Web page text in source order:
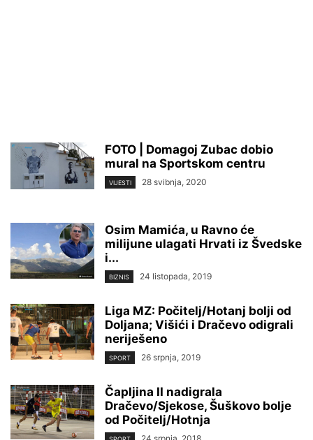
FOTO | Domagoj Zubac dobio
mural na Sportskom centru
VIJESTI 28 svibnja, 2020
Osim Mamića, u Ravno će
milijune ulagati Hrvati iz Švedske
i...
BIZNIS 24 listopada, 2019
Liga MZ: Počitelj/Hotanj bolji od
Doljana; Višići i Dračevo odigrali
neriješeno
SPORT 26 srpnja, 2019
Čapljina II nadigrala
Dračevo/Sjekose, Šuškovo bolje
od Počitelj/Hotnja